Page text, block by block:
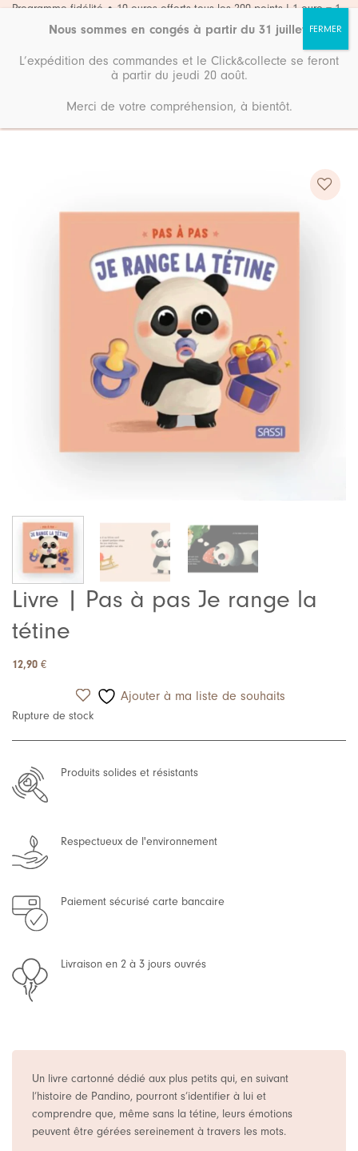
Passer
Programme fidélité • 10 euros offerts tous les 200 points ! 1 euro = 1
Accueil Boutique Eveil & jeux
Livre | Pas à pas Je range la
tétine
12,90 €
Ajouter à ma liste de souhaits
Rupture de stock
Produits solides et résistants
Respectueux de l'environnement
Paiement sécurisé carte bancaire
Livraison en 2 à 3 jours ouvrés
Un livre cartonné dédié aux plus petits qui, en suivant
l’histoire de Pandino, pourront s’identifier à lui et
comprendre que, même sans la tétine, leurs émotions
peuvent être gérées sereinement à travers les mots.
Nous sommes en congés à partir du 31 juillet
L’expédition des commandes et le Click&collecte se feront
à partir du jeudi 20 août.
Merci de votre compréhension, à bientôt.